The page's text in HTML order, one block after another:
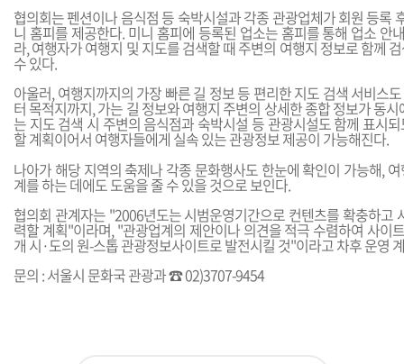
협의회는 펜션이나 음식점 등 숙박시설과 각종 관광업체가 회원 등록
니 홈피를 제공한다. 미니 홈피에 등록된 업소는 홈피를 통해 업소 안
라, 여행자가 여행지 및 지도를 검색할 때 주변의 여행지 정보로 함께
수 있다.
아울러, 여행지까지의 가장 빠른 길 정보 등 편리한 지도 검색 서비스
터 목적지까지, 가는 길 정보와 여행지 주변의 상세한 종합 정보가 동
는 지도 검색 시 주변의 음식점과 숙박시설 등 관광시설도 함께 표시
할 계획이어서 여행자들에게 실속 있는 관광정보 제공이 가능해진다.
나아가 해당 지역의 축제나 각종 문화행사도 한눈에 확인이 가능해,
계를 하는 데에도 도움을 줄 수 있을 것으로 보인다.
협의회 관계자는 "2006년도는 시범운영기간으로 컨텐츠를 확충하고
력할 계획"이라며, "관광업계의 제안이나 의견을 적극 수렴하여 사이
개 시·도의 원-스톱 관광정보사이트로 발전시킬 것"이라고 차후 운영
문의 : 서울시 문화국 관광과 ☎ 02)3707-9454